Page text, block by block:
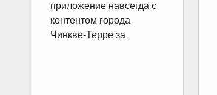
приложение навсегда с
контентом города
Чинкве-Терре за